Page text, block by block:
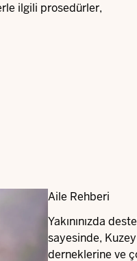
ilgili prosedürler,
Aile Rehberi
Yakınınızda
sayesinde,
derneklerine ve